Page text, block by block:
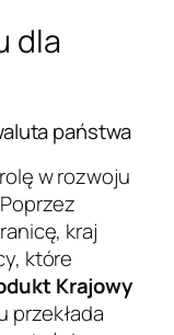
dla
państwa
w rozwoju
kraj
które
Krajowy
przekłada